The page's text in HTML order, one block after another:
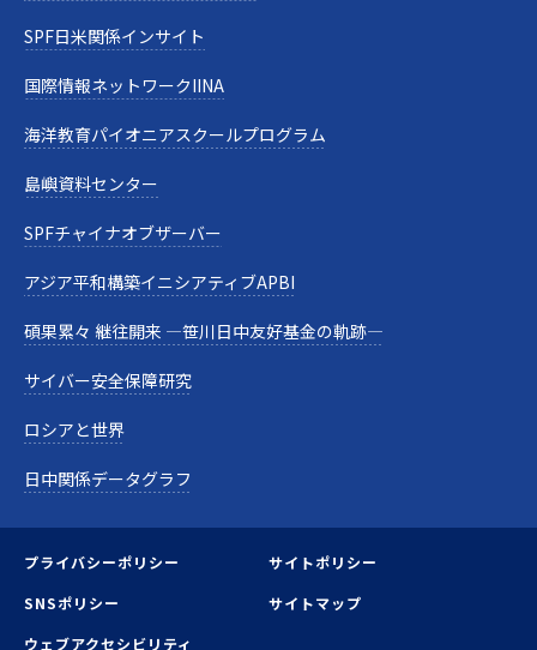
SPF日米関係インサイト
国際情報ネットワークIINA
海洋教育パイオニアスクールプログラム
島嶼資料センター
SPFチャイナオブザーバー
アジア平和構築イニシアティブAPBI
碩果累々 継往開来 —笹川日中友好基金の軌跡—
サイバー安全保障研究
ロシアと世界
日中関係データグラフ
プライバシーポリシー
サイトポリシー
SNSポリシー
サイトマップ
ウェブアクセシビリティ